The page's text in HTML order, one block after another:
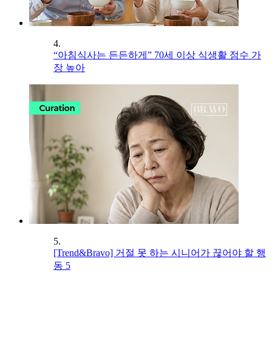
4.
“아침식사는 든든하게” 70세 이상 식생활 점수 가
장 높아
5.
[Trend&Bravo] 거절 못 하는 시니어가 끊어야 할 행
동 5